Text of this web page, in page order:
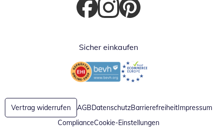
Öffnet in neuem Fenster
Öffnet in neuem Fenster
Öffnet in neuem Fenster
Sicher einkaufen
Öffnet in neuem FensterÖffnet in neuem Fenster
Vertrag widerrufen AGBDatenschutzBarrierefreiheitImpressum
ComplianceCookie-Einstellungen